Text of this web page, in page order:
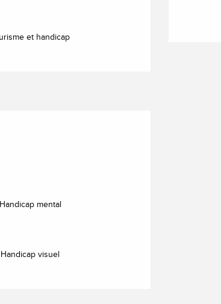
et handicap
Handicap mental
Handicap visuel